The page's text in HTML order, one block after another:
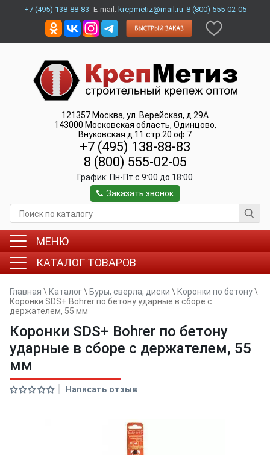
+7 (495) 138-88-83 E-mail: krepmetiz@mail.ru 8 (800) 555-02-05
121357 Москва, ул. Верейская, д.29А
143000 Московская область, Одинцово,
Внуковская д.11 стр.20 оф.7
+7 (495) 138-88-83
8 (800) 555-02-05
График: Пн-Пт c 9:00 до 18:00
Заказать звонок
МЕНЮ
КАТАЛОГ ТОВАРОВ
Главная \ Каталог\ Буры, сверла, диски \ Коронки по бетону\
Коронки SDS+ Bohrer по бетону ударные в сборе с
держателем, 55 мм
Коронки SDS+ Bohrer по бетону
ударные в сборе с держателем, 55
мм
Написать отзыв